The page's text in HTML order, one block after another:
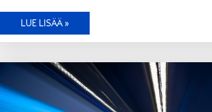
ETÄKOODAUS
VASTUULLISUUTTA
LUE LISÄÄ »